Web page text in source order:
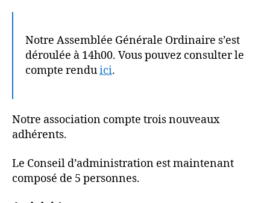
Notre Assemblée Générale Ordinaire s’est
déroulée à 14h00. Vous pouvez consulter le
compte renduici.
Notre association compte trois nouveaux
adhérents.
Le Conseil d’administration est maintenant
composé de 5 personnes.